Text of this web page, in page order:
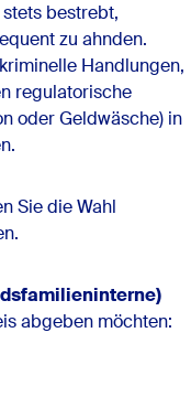
bestrebt,
zu ahnden.
Handlungen,
regulatorische
oder Geldwäsche) in
Sie die Wahl
abgeben möchten: